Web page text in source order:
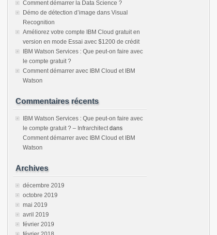
Comment démarrer la Data Science ?
Démo de détection d’image dans Visual
Recognition
Améliorez votre compte IBM Cloud gratuit en
version en mode Essai avec $1200 de crédit
IBM Watson Services : Que peut-on faire avec
le compte gratuit ?
Comment démarrer avec IBM Cloud et IBM
Watson
Commentaires récents
IBM Watson Services : Que peut-on faire avec
le compte gratuit ? – Infrarchitectdans
Comment démarrer avec IBM Cloud et IBM
Watson
Archives
décembre 2019
octobre 2019
mai 2019
avril 2019
février 2019